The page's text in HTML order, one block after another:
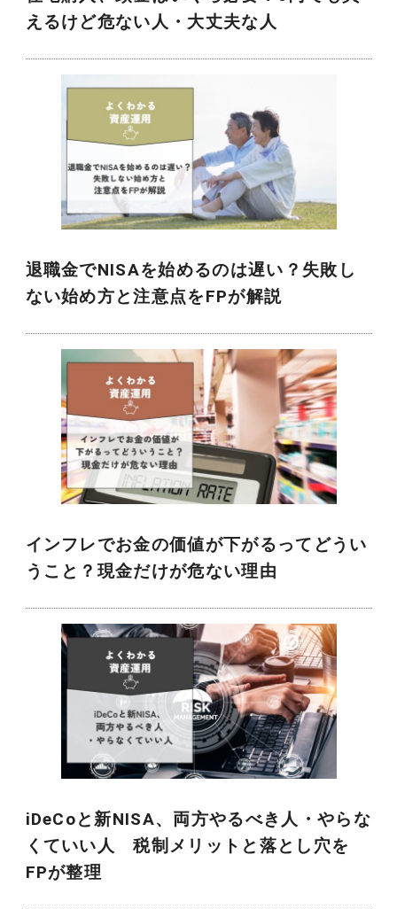
えるけど危ない人・大丈夫な人
退職金でNISAを始めるのは遅い？失敗し
ない始め方と注意点をFPが解説
インフレでお金の価値が下がるってどうい
うこと？現金だけが危ない理由
iDeCoと新NISA、両方やるべき人・やらな
くていい人 税制メリットと落とし穴を
FPが整理